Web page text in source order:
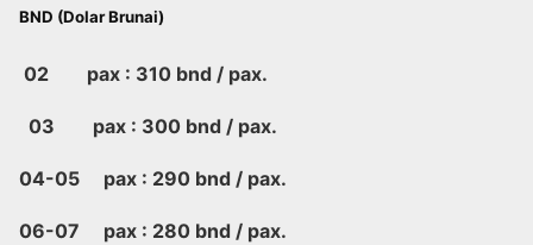
BND (Dolar Brunai)
02 pax : 310 bnd / pax.
03 pax : 300 bnd / pax.
04-05 pax : 290 bnd / pax.
06-07 pax : 280 bnd / pax.